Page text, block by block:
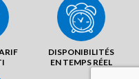
DISPONIBILITÉS
EN TEMPS RÉEL